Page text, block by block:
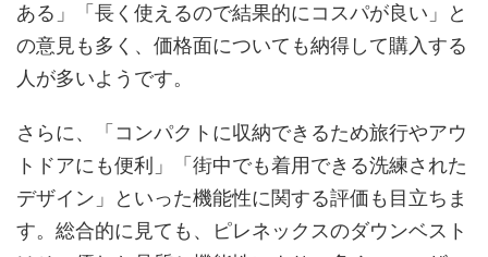
ある」「長く使えるので結果的にコスパが良い」と
の意見も多く、価格面についても納得して購入する
人が多いようです。
さらに、「コンパクトに収納できるため旅行やアウ
トドアにも便利」「街中でも着用できる洗練された
デザイン」といった機能性に関する評価も目立ちま
す。総合的に見ても、ピレネックスのダウンベスト